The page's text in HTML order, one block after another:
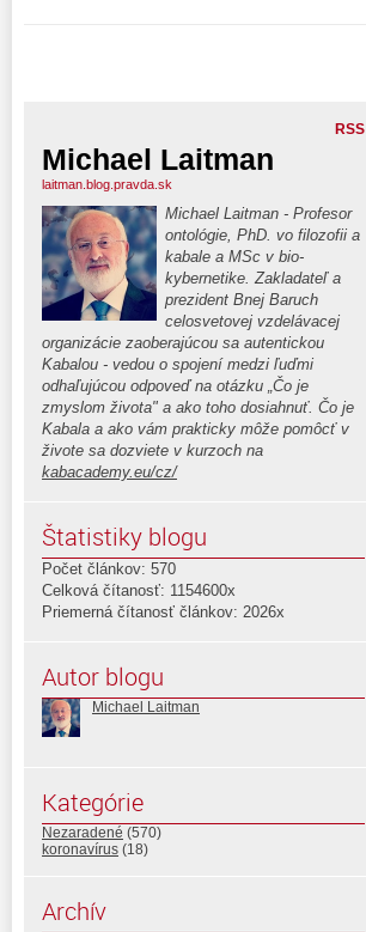
RSS
Michael Laitman
laitman.blog.pravda.sk
Michael Laitman - Profesor
ontológie, PhD. vo filozofii a
kabale a MSc v bio-
kybernetike. Zakladateľ a
prezident Bnej Baruch
celosvetovej vzdelávacej
organizácie zaoberajúcou sa autentickou
Kabalou - vedou o spojení medzi ľuďmi
odhaľujúcou odpoveď na otázku „Čo je
zmyslom života" a ako toho dosiahnuť. Čo je
Kabala a ako vám prakticky môže pomôcť v
živote sa dozviete v kurzoch na
kabacademy.eu/cz/
Štatistiky blogu
Počet článkov: 570
Celková čítanosť: 1154600x
Priemerná čítanosť článkov: 2026x
Autor blogu
Michael Laitman
Kategórie
Nezaradené (570)
koronavírus (18)
Archív